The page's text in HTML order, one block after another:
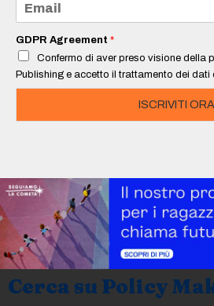
a
i
*
GDPR Agreement *
Confermo di aver preso visione della
Publishing e accetto il trattamento dei dati
ISCRIVITI ORA
Cerca su Policy